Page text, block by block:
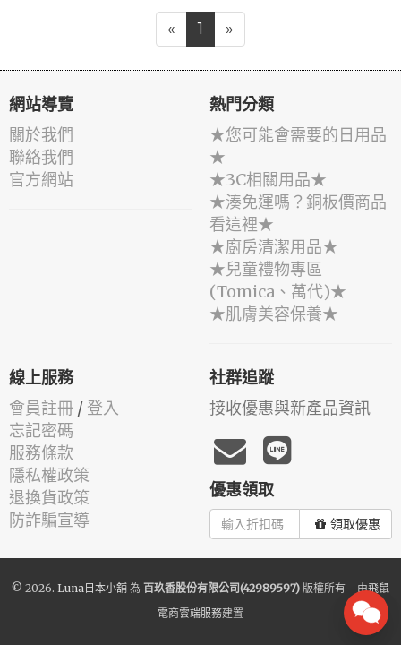
« 1 »
網站導覽
關於我們
聯絡我們
官方網站
熱門分類
★您可能會需要的日用品
★
★3C相關用品★
★湊免運嗎？銅板價商品
看這裡★
★廚房清潔用品★
★兒童禮物專區
(Tomica、萬代)★
★肌膚美容保養★
線上服務
會員註冊 / 登入
忘記密碼
服務條款
隱私權政策
退換貨政策
防詐騙宣導
社群追蹤
接收優惠與新產品資訊
優惠領取
領取優惠
© 2026. Luna日本小舖 為 百玖香股份有限公司(42989597) 版權所有 - 由飛鼠
電商雲端服務建置